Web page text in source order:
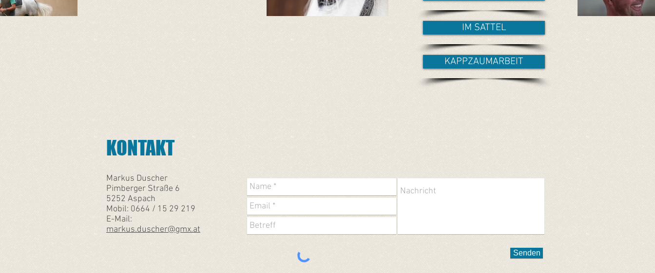
​ KONTAKT
Markus Duscher
Pimberger Straße 6
5252 Aspach
Mobil: 0664 / 15 29 219
E-Mail:
markus.duscher@gmx.at
Senden
IM SATTEL
KAPPZAUMARBEIT